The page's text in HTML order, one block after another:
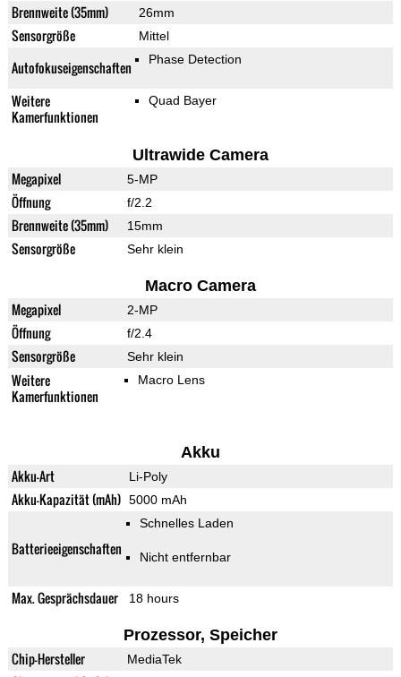
Brennweite (35mm) 26mm
Sensorgröße Mittel
Autofokuseigenschaften Phase Detection
Weitere
Kamerfunktionen
Quad Bayer
Ultrawide Camera
Megapixel 5-MP
Öffnung f/2.2
Brennweite (35mm) 15mm
Sensorgröße Sehr klein
Macro Camera
Megapixel 2-MP
Öffnung f/2.4
Sensorgröße Sehr klein
Weitere
Kamerfunktionen
Macro Lens
Akku
Akku-Art Li-Poly
Akku-Kapazität (mAh) 5000 mAh
Batterieeigenschaften
Schnelles Laden
Nicht entfernbar
Max. Gesprächsdauer 18 hours
Prozessor, Speicher
Chip-Hersteller MediaTek